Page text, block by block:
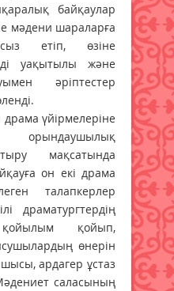
байқаулар
мәдени шараларға
етіп, өзіне
уақытылы және
әріптестер
үйірмелеріне
орындаушылық
мақсатында
он екі драма
талапкерлер
драматургтердің
қойып,
өнерін
ардагер ұстаз
саласының